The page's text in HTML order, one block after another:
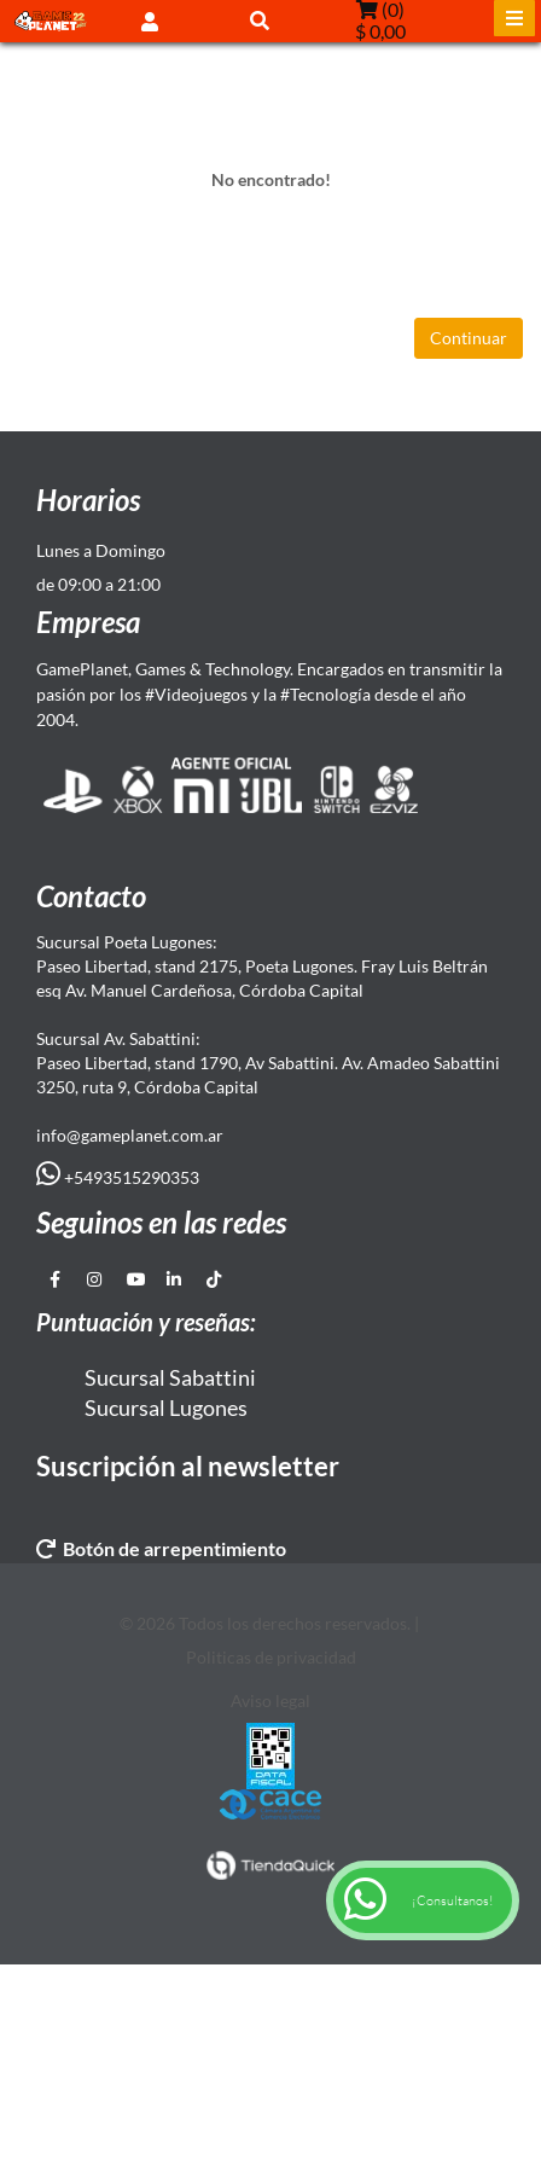
(0)
$ 0,00
No encontrado!
Continuar
Horarios
Lunes a Domingo
de 09:00 a 21:00
Empresa
GamePlanet, Games & Technology. Encargados en transmitir la
pasión por los #Videojuegos y la #Tecnología desde el año
2004.
Contacto
Sucursal Poeta Lugones:
Paseo Libertad, stand 2175, Poeta Lugones. Fray Luis Beltrán
esq Av. Manuel Cardeñosa, Córdoba Capital
Sucursal Av. Sabattini:
Paseo Libertad, stand 1790, Av Sabattini. Av. Amadeo Sabattini
3250, ruta 9, Córdoba Capital
info@gameplanet.com.ar
+5493515290353
Seguinos en las redes
Puntuación y reseñas:
Sucursal Sabattini
Sucursal Lugones
Suscripción al newsletter
Botón de arrepentimiento
¡Consultanos!